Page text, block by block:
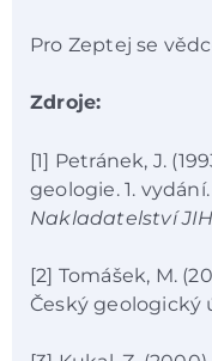
Pro Zeptej se
Zdroje:
[1] Petránek, J.
geologie. 1. vydání.
Nakladatelství JIH
[2] Tomášek, M.
Český geologický